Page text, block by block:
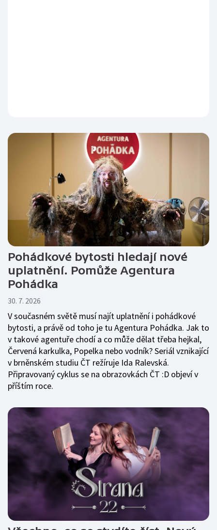
Pohádkové bytosti hledají nové
uplatnění. Pomůže Agentura
Pohádka
30. 7. 2026
V současném světě musí najít uplatnění i pohádkové
bytosti, a právě od toho je tu Agentura Pohádka. Jak to
v takové agentuře chodí a co může dělat třeba hejkal,
Červená karkulka, Popelka nebo vodník? Seriál vznikající
v brněnském studiu ČT režíruje Ida Ralevská.
Připravovaný cyklus se na obrazovkách ČT :D objeví v
příštím roce.